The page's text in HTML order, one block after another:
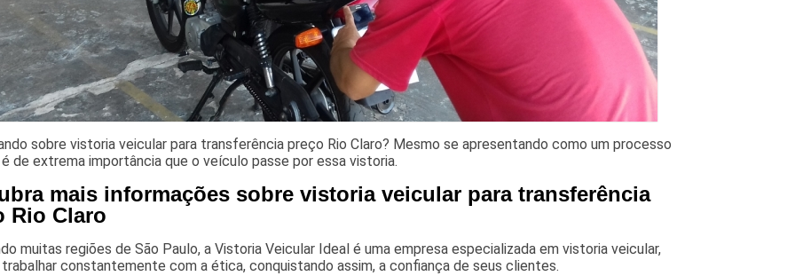
sobre vistoria veicular para transferência preço Rio Claro? Mesmo se apresentando como um processo
de extrema importância que o veículo passe por essa vistoria.
mais informações sobre vistoria veicular para transferência
Rio Claro
muitas regiões de São Paulo, a Vistoria Veicular Ideal é uma empresa especializada em vistoria veicular,
trabalhar constantemente com a ética, conquistando assim, a confiança de seus clientes.